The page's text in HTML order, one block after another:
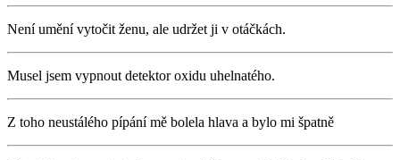
Není umění vytočit ženu, ale udržet ji v otáčkách.
Musel jsem vypnout detektor oxidu uhelnatého.
Z toho neustálého pípání mě bolela hlava a bylo mi špatně